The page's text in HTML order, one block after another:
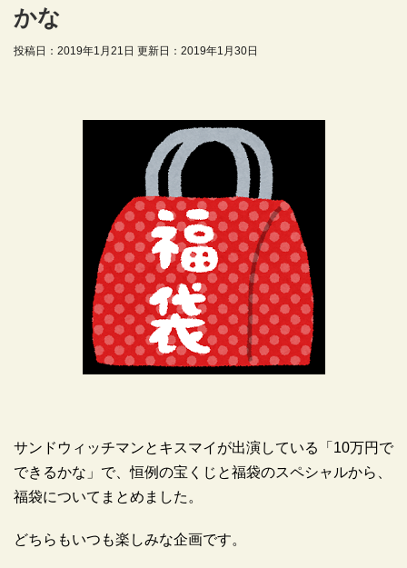
かな
投稿日：2019年1月21日 更新日： 2019年1月30日
サンドウィッチマンとキスマイが出演している「10万円で
できるかな」で、恒例の宝くじと福袋のスペシャルから、
福袋についてまとめました。
どちらもいつも楽しみな企画です。